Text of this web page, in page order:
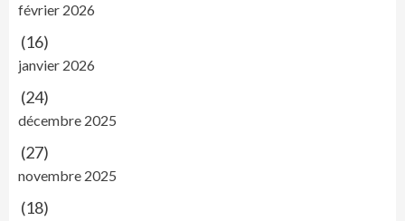
février 2026
(16)
janvier 2026
(24)
décembre 2025
(27)
novembre 2025
(18)